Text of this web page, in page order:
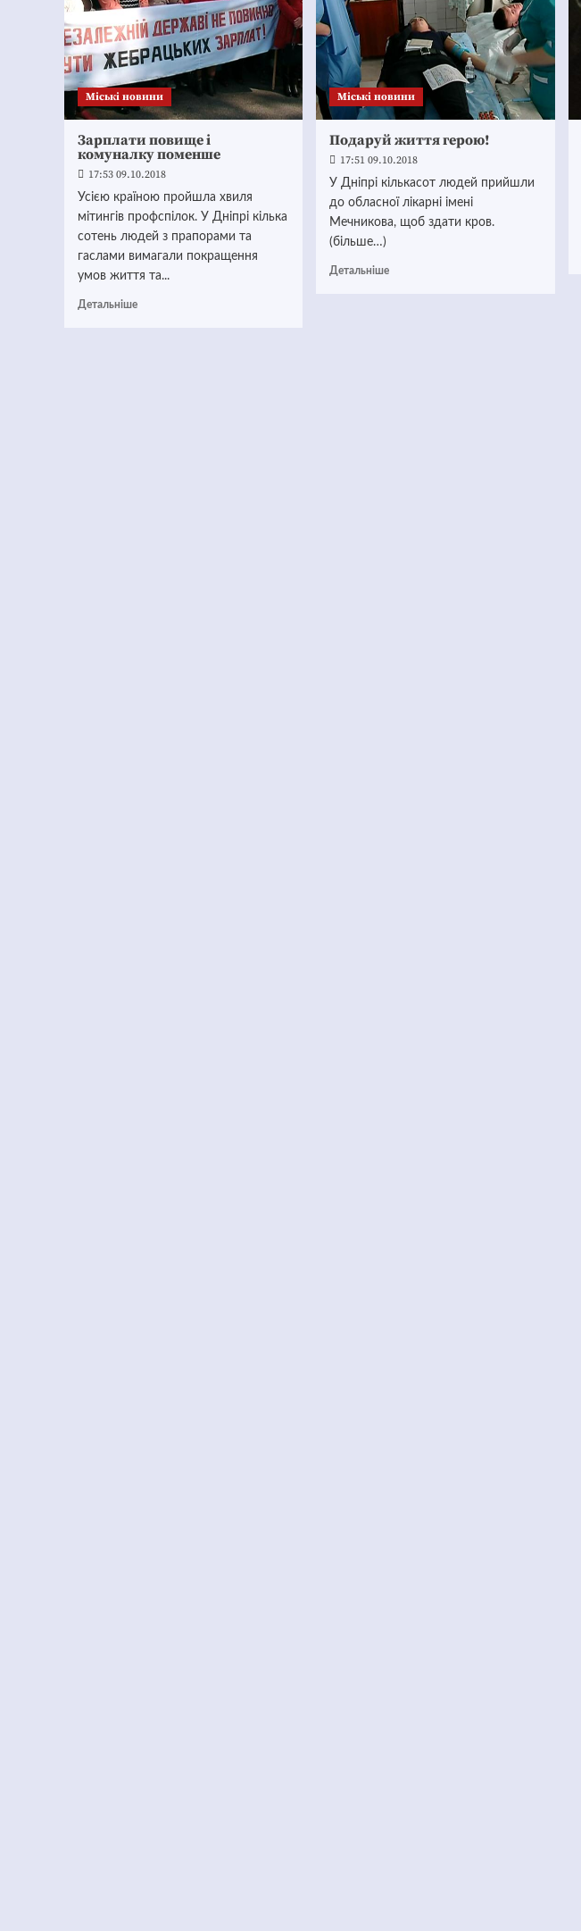
Mіські новини
Зарплати повище і
комуналку поменше
17:53 09.10.2018
Усією країною пройшла хвиля
мітингів профспілок. У Дніпрі кілька
сотень людей з прапорами та
гаслами вимагали покращення
умов життя та...
Детальніше
Mіські новини
Подаруй життя герою!
17:51 09.10.2018
У Дніпрі кількасот людей прийшли
до обласної лікарні імені
Мечникова, щоб здати кров.
(більше…)
Детальніше